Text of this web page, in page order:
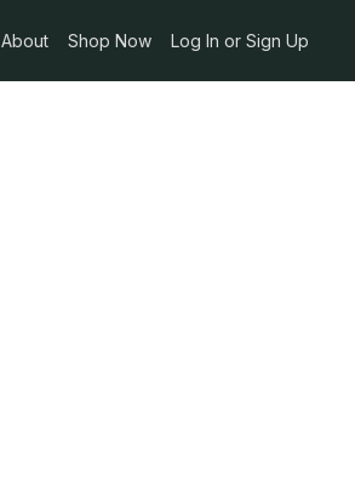
About Shop Now Log In or Sign Up